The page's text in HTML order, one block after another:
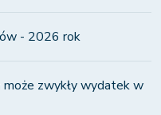
- 2026 rok
może zwykły wydatek w